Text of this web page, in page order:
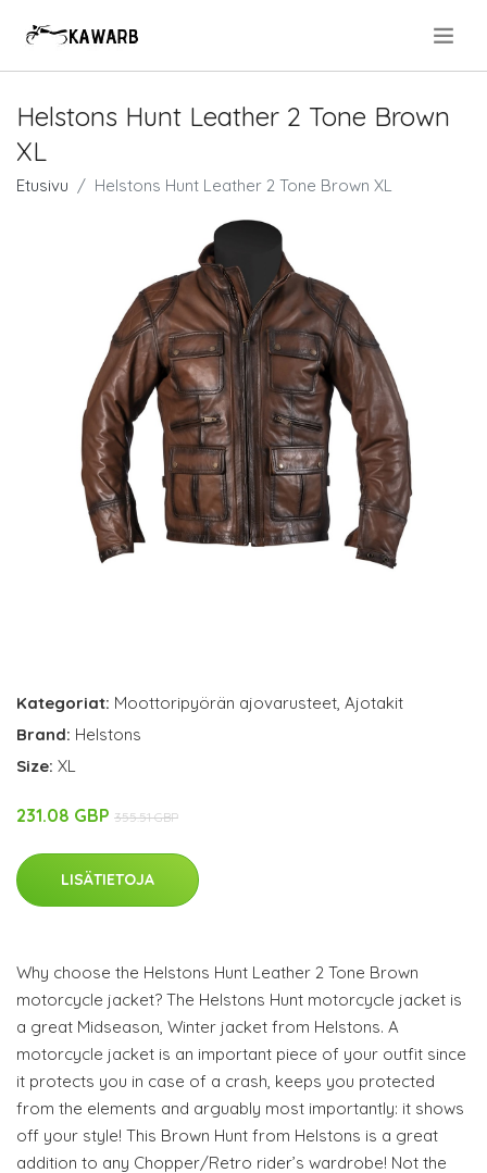
Helstons Hunt Leather 2 Tone Brown
XL
Etusivu Helstons Hunt Leather 2 Tone Brown XL
Kategoriat: Moottoripyörän ajovarusteet, Ajotakit
Brand: Helstons
Size: XL
231.08 GBP 355.51 GBP
LISÄTIETOJA
Why choose the Helstons Hunt Leather 2 Tone Brown
motorcycle jacket? The Helstons Hunt motorcycle jacket is
a great Midseason, Winter jacket from Helstons. A
motorcycle jacket is an important piece of your outfit since
it protects you in case of a crash, keeps you protected
from the elements and arguably most importantly: it shows
off your style! This Brown Hunt from Helstons is a great
addition to any Chopper/Retro rider’s wardrobe! Not the